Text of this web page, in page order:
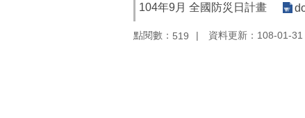
104年9月 全國防災日計畫
點閱數： 519 資料更新：108-01-31